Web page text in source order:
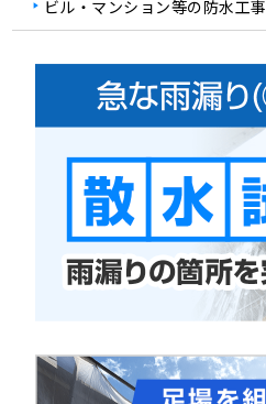
ビル・マンション等の防水工事